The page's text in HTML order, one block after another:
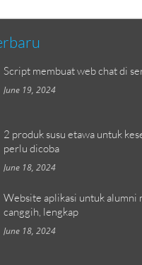
Script membuat web chat di
June 19, 2024
2 produk susu etawa untuk
perlu dicoba
June 18, 2024
Website aplikasi untuk alumni
canggih, lengkap
June 18, 2024